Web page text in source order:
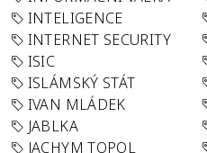
INTELIGENCE
INTERNET SECURITY
ISIC
ISLÁMSKÝ STÁT
IVAN MLÁDEK
JABLKA
JACHYM TOPOL